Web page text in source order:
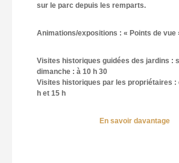
sur le parc depuis les remparts.
Animations/expositions : « Points de vue
Visites historiques guidées des jardins :
dimanche : à 10 h 30
Visites historiques par les propriétaires :
h et 15 h
En savoir davantage